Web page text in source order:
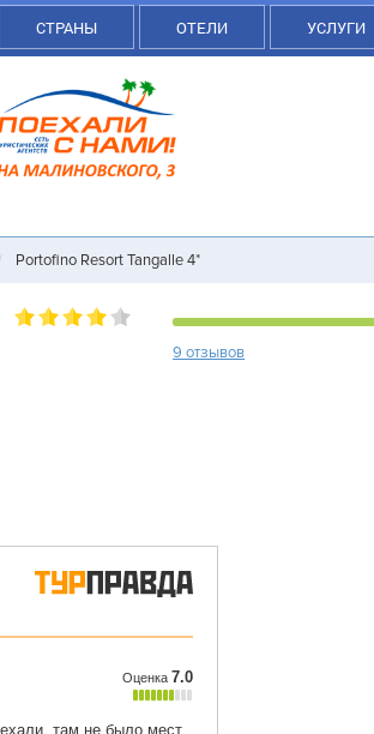
СТРАНЫ ОТЕЛИ УСЛУГИ
Portofino Resort Tangalle 4*
9 отзывов